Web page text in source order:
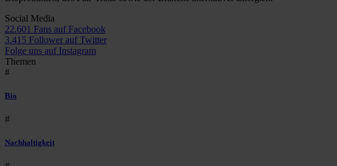
Social Media
22.601 Fans auf Facebook
3.415 Follower auf Twitter
Folge uns auf Instagram
Themen
#
Bio
#
Nachhaltigkeit